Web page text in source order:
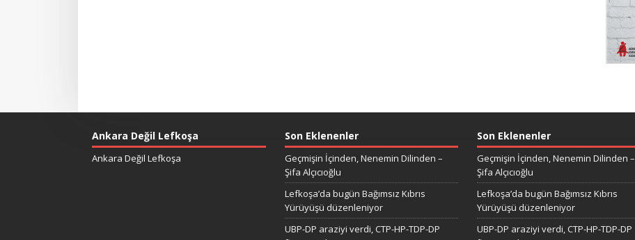
Ankara Değil Lefkoşa
Ankara Değil Lefkoşa
Son Eklenenler
Geçmişin İçinden, Nenemin Dilinden –
Şifa Alçıcıoğlu
Lefkoşa’da bugün Bağımsız Kıbrıs
Yürüyüşü düzenleniyor
UBP-DP araziyi verdi, CTP-HP-TDP-DP
Son Eklenenler
Geçmişin İçinden, Nenemin Dilinden –
Şifa Alçıcıoğlu
Lefkoşa’da bugün Bağımsız Kıbrıs
Yürüyüşü düzenleniyor
UBP-DP araziyi verdi, CTP-HP-TDP-DP